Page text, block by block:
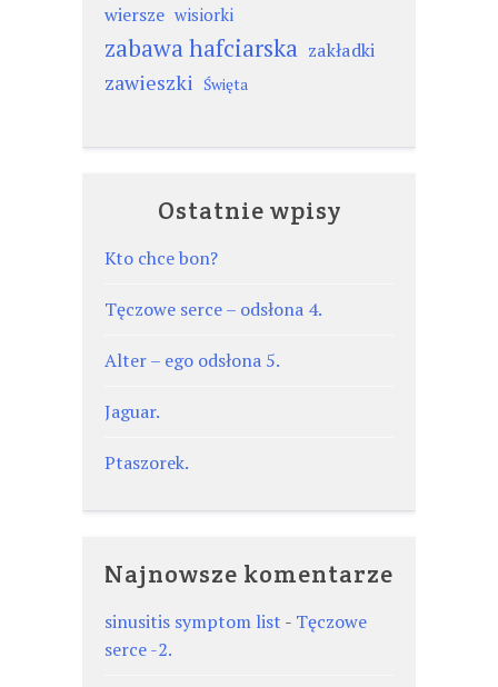
wiersze wisiorki
zabawa hafciarska zakładki
zawieszki Święta
Ostatnie wpisy
Kto chce bon?
Tęczowe serce – odsłona 4.
Alter – ego odsłona 5.
Jaguar.
Ptaszorek.
Najnowsze komentarze
sinusitis symptom list - Tęczowe
serce -2.